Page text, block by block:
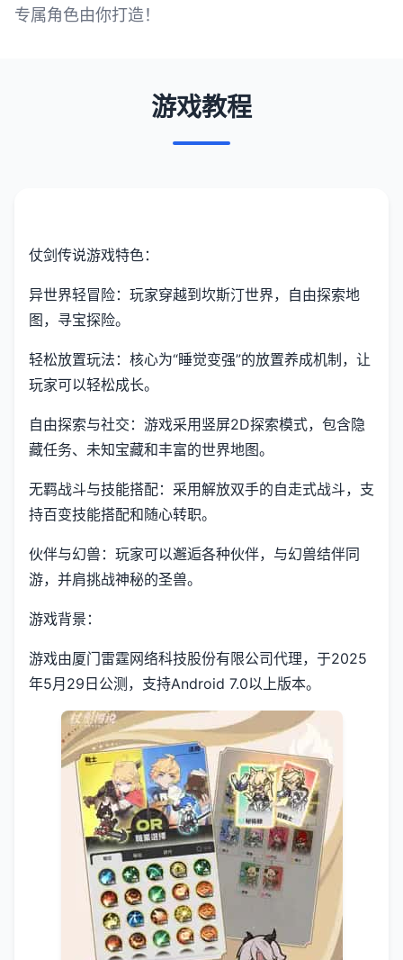
专属角色由你打造！
游戏教程
仗剑传说游戏特色：
异世界轻冒险：玩家穿越到坎斯汀世界，自由探索地
图，寻宝探险。
轻松放置玩法：核心为“睡觉变强”的放置养成机制，让
玩家可以轻松成长。
自由探索与社交：游戏采用竖屏2D探索模式，包含隐
藏任务、未知宝藏和丰富的世界地图。
无羁战斗与技能搭配：采用解放双手的自走式战斗，支
持百变技能搭配和随心转职。
伙伴与幻兽：玩家可以邂逅各种伙伴，与幻兽结伴同
游，并肩挑战神秘的圣兽。
游戏背景：
游戏由厦门雷霆网络科技股份有限公司代理，于2025
年5月29日公测，支持Android 7.0以上版本。